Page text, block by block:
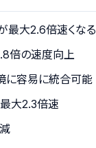
最大2.6倍速くなる
倍の速度向上
に容易に統合可能
大2.3倍速